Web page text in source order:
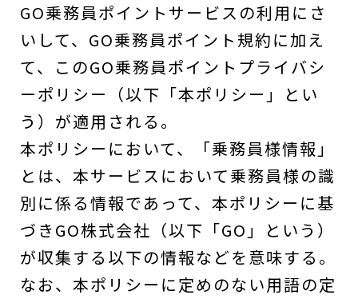
GO乗務員ポイントサービスの利用にさ
いして、GO乗務員ポイント規約に加え
て、このGO乗務員ポイントプライバシ
ーポリシー（以下「本ポリシー」とい
う）が適用される。
本ポリシーにおいて、「乗務員様情報」
とは、本サービスにおいて乗務員様の識
別に係る情報であって、本ポリシーに基
づきGO株式会社（以下「GO」という）
が収集する以下の情報などを意味する。
なお、本ポリシーに定めのない用語の定